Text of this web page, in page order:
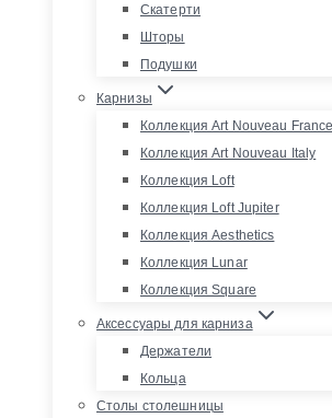
Скатерти
Шторы
Подушки
Карнизы
Коллекция Art Nouveau France
Коллекция Art Nouveau Italy
Коллекция Loft
Коллекция Loft Jupiter
Коллекция Aesthetics
Коллекция Lunar
Коллекция Square
Аксессуары для карниза
Держатели
Кольца
Столы столешницы